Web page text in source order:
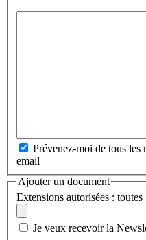
Prévenez-moi de tous les
email
Ajouter un document
Extensions autorisées : toutes
Je veux recevoir la